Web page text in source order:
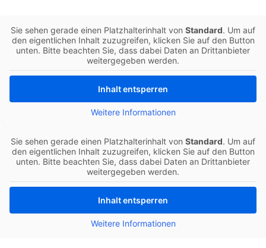
Sie sehen gerade einen Platz­hal­ter­in­halt von Stan­dard. Um auf
den eigent­li­chen Inhalt zuzu­grei­fen, kli­cken Sie auf den Button
unten. Bitte beach­ten Sie, dass dabei Daten an Dritt­an­bie­ter
wei­ter­ge­ge­ben werden.
Inhalt ent­sper­ren
Wei­te­re Infor­ma­tio­nen
Sie sehen gerade einen Platz­hal­ter­in­halt von Stan­dard. Um auf
den eigent­li­chen Inhalt zuzu­grei­fen, kli­cken Sie auf den Button
unten. Bitte beach­ten Sie, dass dabei Daten an Dritt­an­bie­ter
wei­ter­ge­ge­ben werden.
Inhalt ent­sper­ren
Wei­te­re Infor­ma­tio­nen